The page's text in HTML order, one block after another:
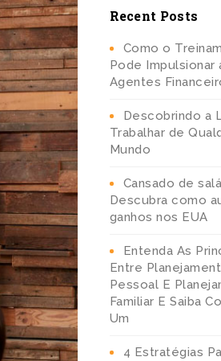
Recent Posts
Como o
Pode Impulsionar
Agentes
Descobrindo a
Trabalhar de
Mundo
Cansado de
Descubra como
ganhos nos EUA
Entenda As
Entre
Pessoal E
Familiar E Saiba
Um
4 Estratégias